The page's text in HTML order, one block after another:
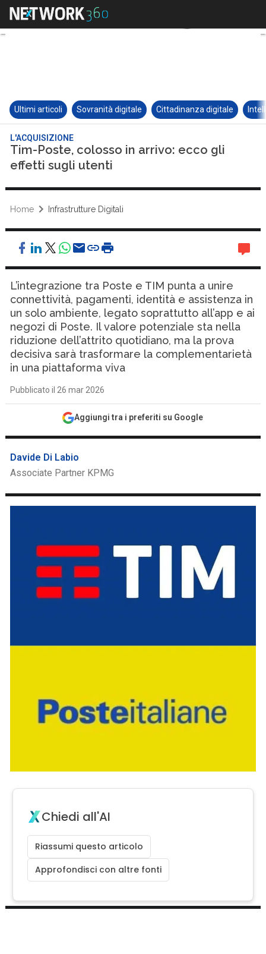
Ultimi articoli Sovranità digitale Cittadinanza digitale
L'ACQUISIZIONE
Tim-Poste, colosso in arrivo: ecco gli
effetti sugli utenti
Home Infrastrutture Digitali
L’integrazione tra Poste e TIM punta a unire
connettività, pagamenti, identità e assistenza in
un solo ambiente, legato soprattutto all’app e ai
negozi di Poste. Il valore potenziale sta nella
riduzione dell’attrito quotidiano, ma la prova
decisiva sarà trasformare la complementarietà
in una piattaforma viva
Pubblicato il 26 mar 2026
Aggiungi tra i preferiti su Google
Davide Di Labio
Associate Partner KPMG
Chiedi all'AI
Riassumi questo articolo
Approfondisci con altre fonti